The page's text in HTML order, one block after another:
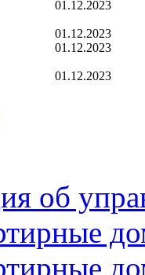
01.12.2023
01.12.2023
01.12.2023
01.12.2023
об